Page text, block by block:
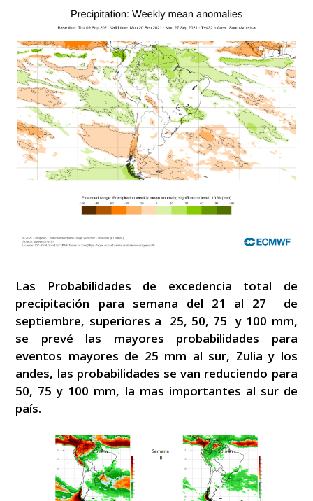
Las Probabilidades de excedencia total de
precipitación para semana del 21 al 27 de
septiembre, superiores a 25, 50, 75 y 100 mm,
se prevé las mayores probabilidades para
eventos mayores de 25 mm al sur, Zulia y los
andes, las probabilidades se van reduciendo para
50, 75 y 100 mm, la mas importantes al sur de
país.